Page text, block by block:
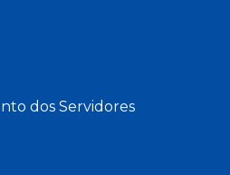
dos Servidores